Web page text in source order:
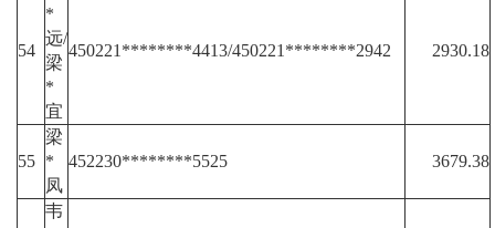
54
*
远/
梁
*
宜
450221********4413/450221********2942 2930.18
55
梁
*
凤
452230********5525 3679.38
韦